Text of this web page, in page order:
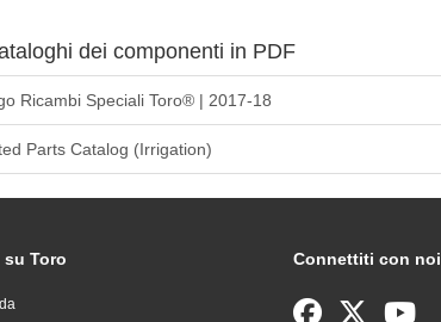
dei componenti in PDF
Ricambi Speciali Toro® | 2017-18
Parts Catalog (Irrigation)
Toro Connettiti con noi